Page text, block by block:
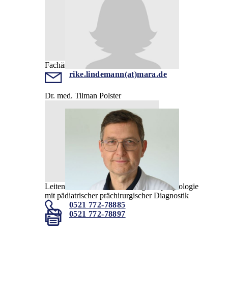
Fachärztin
rike.lindemann(at)mara.de
Dr. med. Tilman Polster
Leitender Arzt Kinder- und Jugendepileptologie
mit pädiatrischer prächirurgischer Diagnostik
0521 772-78885
0521 772-78897